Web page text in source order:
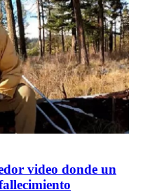
video donde un